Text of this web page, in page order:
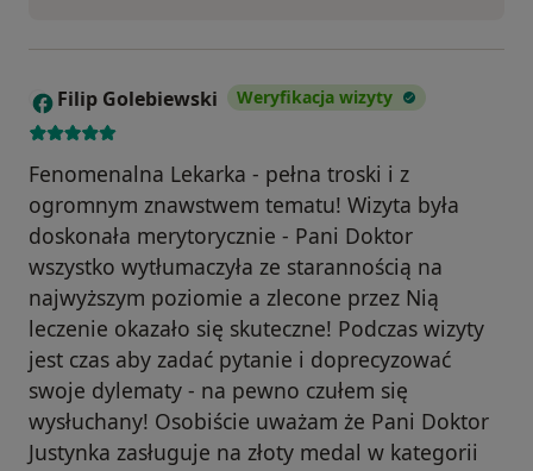
F Filip Golebiewski Weryfikacja wizyty
Fenomenalna Lekarka - pełna troski i z
ogromnym znawstwem tematu! Wizyta była
doskonała merytorycznie - Pani Doktor
wszystko wytłumaczyła ze starannością na
najwyższym poziomie a zlecone przez Nią
leczenie okazało się skuteczne! Podczas wizyty
jest czas aby zadać pytanie i doprecyzować
swoje dylematy - na pewno czułem się
wysłuchany! Osobiście uważam że Pani Doktor
Justynka zasługuje na złoty medal w kategorii